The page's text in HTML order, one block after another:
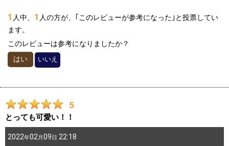
1 人中、 1 人の方が、｢このレビューが参考になった｣と投票してい
ます。
このレビューは参考になりましたか？
はい
いいえ
5
とっても可愛い！！
2022年02 月09日 22:18